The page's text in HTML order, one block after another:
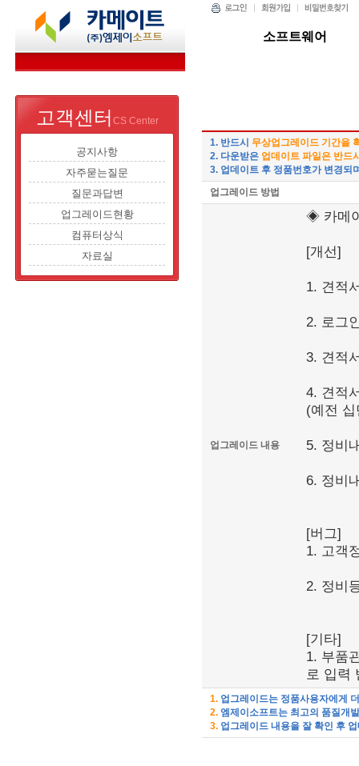
소프트웨어
고객센터 CS Center
공지사항
자주묻는질문
질문과답변
업그레이드현황
컴퓨터상식
자료실
1. 반드시 무상업그레이드 기간을
2. 다운받은 업데이트 파일은 반드
3. 업데이트 후 정품번호가 변경되
업그레이드 방법
업그레이드 내용
◈ 카메
[개선]
1. 견적
2. 로그
3. 견적
4. 견적
(예전
5. 정비
6. 정비
[버그]
1. 고객
2. 정비
[기타]
1. 부품
로 입력
1. 업그레이드는 정품사용자에게
2. 엠제이소프트는 최고의 품질개
3. 업그레이드 내용을 잘 확인 후